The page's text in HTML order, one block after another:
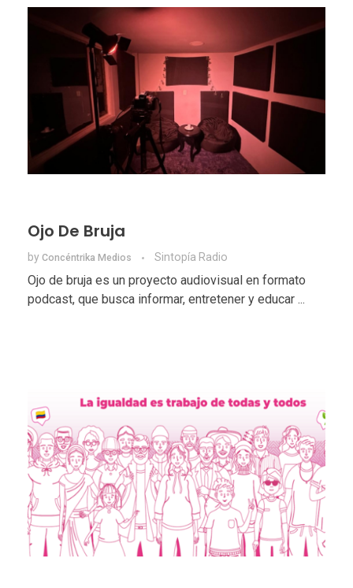
Ojo De Bruja
by Concéntrika Medios Sintopía Radio
Ojo de bruja es un proyecto audiovisual en formato
podcast, que busca informar, entretener y educar ...